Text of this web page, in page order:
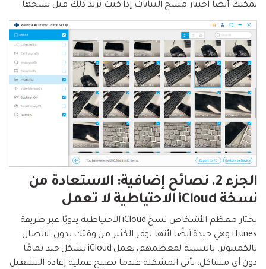
يمكنك أيضًا اختيار مسح البيانات إذا كنت تريد ذلك قبل نسخها.
الجزء 2. نصائح إضافية: الاستعادة من
نسخة iCloud الاحتياطية لا تعمل
يختار معظم الأشخاص نسخ iCloud الاحتياطية يدويًا عبر طريقة
iTunes وهي جيدة أيضًا لأنها توفر الكثير من وقتك بدون الاتصال
بالكمبيوتر. بالنسبة لمعظمهم، يعمل iCloud بشكل جيد تمامًا
دون أي مشاكل. تأتي المشكلة عندما تصبح عملية إعادة التشغيل